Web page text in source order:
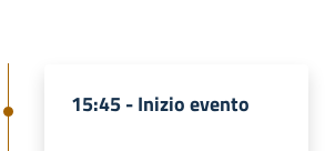
15:45 -Inizio evento